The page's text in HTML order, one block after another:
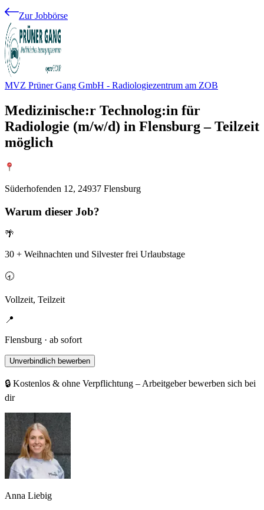
Zur Jobbörse
MVZ Prüner Gang GmbH - Radiologiezentrum am ZOB
Medizinische:r Technolog:in für
Radiologie (m/w/d) in Flensburg – Teilzeit
möglich
Süderhofenden 12, 24937 Flensburg
Warum dieser Job?
🌴
30 + Weihnachten und Silvester frei Urlaubstage
🕣
Vollzeit, Teilzeit
📍
Flensburg · ab sofort
Unverbindlich bewerben
🔒 Kostenlos & ohne Verpflichtung – Arbeitgeber bewerben sich bei
dir
Anna Liebig